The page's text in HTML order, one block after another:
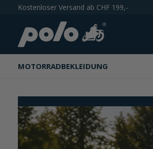
Zur Hauptnavigation springen
Kostenloser Versand ab CHF 199,-
MOTORRADBEKLEIDUNG